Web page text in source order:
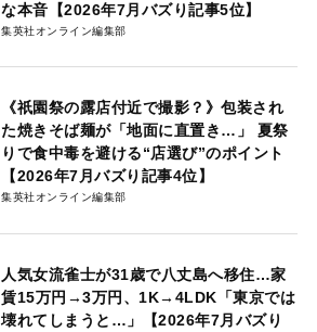
な本音【2026年7月バズり記事5位】
集英社オンライン編集部
《祇園祭の露店付近で撮影？》包装され
た焼きそば麺が「地面に直置き…」 夏祭
りで食中毒を避ける“店選び”のポイント
【2026年7月バズり記事4位】
集英社オンライン編集部
人気女流雀士が31歳で八丈島へ移住…家
賃15万円→3万円、1K→4LDK「東京では
壊れてしまうと…」【2026年7月バズり